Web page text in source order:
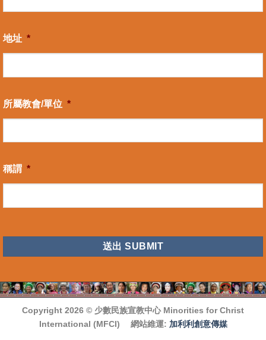
地址 *
所屬教會/單位 *
稱謂 *
Copyright 2026 © 少數民族宣教中心 Minorities for Christ
International (MFCI) 網站維運: 加利利創意傳媒